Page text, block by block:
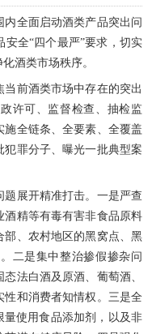
全面启动酒类产品突出问
全“四个最严”要求，切实
酒类市场秩序。
前酒类市场中存在的突出
许可、监督检查、抽检监
全链条、全要素、全覆盖
罪分子、曝光一批典型案
展开精准打击。一是严查
酒精等有毒有害非食品原料
部、农村地区的黑窝点、黑
二是集中整治掺假掺杂问
法白酒及原酒、葡萄酒、
性和消费者知情权。三是全
量使用食品添加剂，以及非